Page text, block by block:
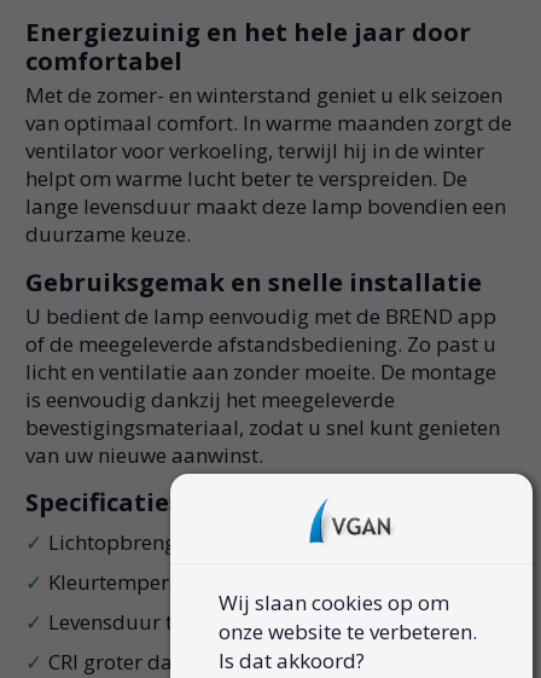
Energiezuinig en het hele jaar door
comfortabel
Met de zomer- en winterstand geniet u elk seizoen
van optimaal comfort. In warme maanden zorgt de
ventilator voor verkoeling, terwijl hij in de winter
helpt om warme lucht beter te verspreiden. De
lange levensduur maakt deze lamp bovendien een
duurzame keuze.
Gebruiksgemak en snelle installatie
U bedient de lamp eenvoudig met de BREND app
of de meegeleverde afstandsbediening. Zo past u
licht en ventilatie aan zonder moeite. De montage
is eenvoudig dankzij het meegeleverde
bevestigingsmateriaal, zodat u snel kunt genieten
van uw nieuwe aanwinst.
Specificaties
Lichtopbrengst 4800 lumen
Kleurtemperatuur 3000 4000 6500 K en RGB
Levensduur tot 30000 uur
CRI groter dan 80
Wij slaan cookies op om
onze website te verbeteren.
Is dat akkoord?